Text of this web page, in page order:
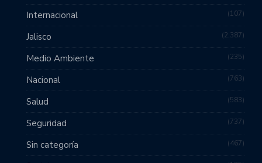
Internacional 107
Jalisco 2,387
Medio Ambiente 235
Nacional 763
Salud 583
Seguridad 737
Sin categoría 467